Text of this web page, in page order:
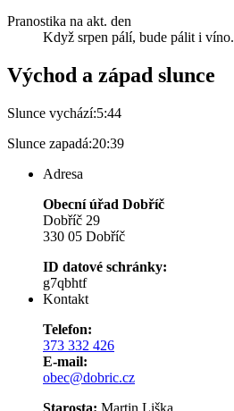
Pranostika na akt. den
Když srpen pálí, bude pálit i víno.
Východ a západ slunce
Slunce vychází:5:44
Slunce zapadá:20:39
Adresa
Obecní úřad Dobříč
Dobříč 29
330 05 Dobříč
ID datové schránky:
g7qbhtf
Kontakt
Telefon:
373 332 426
E-mail:
obec@dobric.cz
Starosta: Martin Liška